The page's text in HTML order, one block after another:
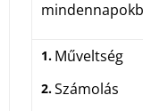
Műveltség
Számolás